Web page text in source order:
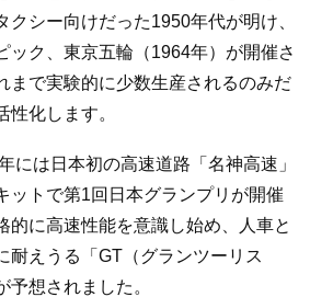
クシー向けだった1950年代が明け、
ック、東京五輪（1964年）が開催さ
まで実験的に少数生産されるのみだ
性化します。
には日本初の高速道路「名神高速」
ットで第1回日本グランプリが開催
的に高速性能を意識し始め、人車と
耐えうる「GT（グランツーリス
予想されました。